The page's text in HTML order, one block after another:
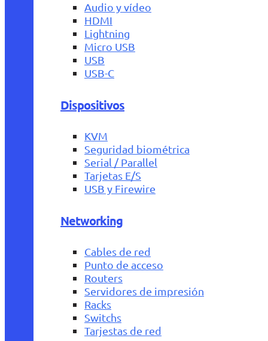
Audio y vídeo
HDMI
Lightning
Micro USB
USB
USB-C
Dispositivos
KVM
Seguridad biométrica
Serial / Parallel
Tarjetas E/S
USB y Firewire
Networking
Cables de red
Punto de acceso
Routers
Servidores de impresión
Racks
Switchs
Tarjestas de red